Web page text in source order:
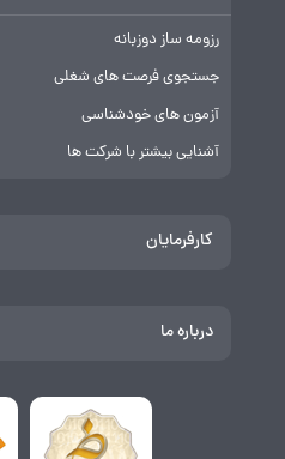
رزومه ساز دوزبانه
جستجوی فرصت های شغلی
آزمون های خودشناسی
آشنایی بیشتر با شرکت ها
کارفرمایان
درباره ما